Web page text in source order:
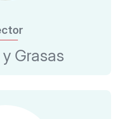
Grasas